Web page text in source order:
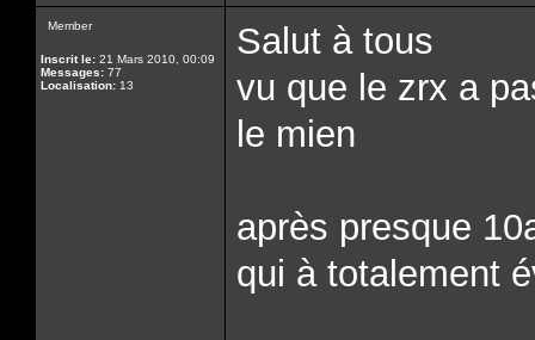
Member
Inscrit le: 21 Mars 2010, 00:09
Messages: 77
Localisation: 13
Salut à tous
vu que le zrx a
le mien
après presque
qui à totalement